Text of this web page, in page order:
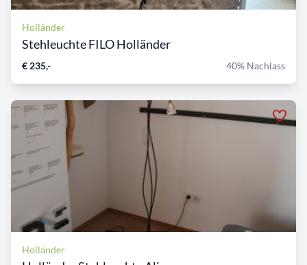
Holländer
Stehleuchte FILO Holländer
€ 235,- 40% Nachlass
Holländer